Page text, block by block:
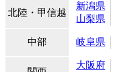
北陸・甲信越
新潟県
山梨県
中部 岐阜県
大阪府